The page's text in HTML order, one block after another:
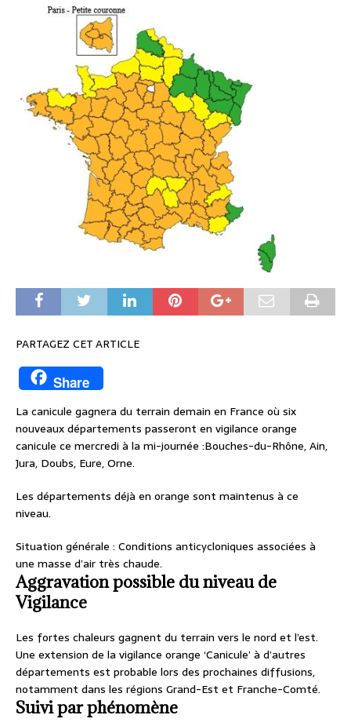
PARTAGEZ CET ARTICLE
Share
La canicule gagnera du terrain demain en France où six
nouveaux départements passeront en vigilance orange
canicule ce mercredi à la mi-journée :Bouches-du-Rhône, Ain,
Jura, Doubs, Eure, Orne.
Les départements déjà en orange sont maintenus à ce
niveau.
Situation générale : Conditions anticycloniques associées à
une masse d’air très chaude.
Aggravation possible du niveau de
Vigilance
Les fortes chaleurs gagnent du terrain vers le nord et l’est.
Une extension de la vigilance orange ‘Canicule’ à d’autres
départements est probable lors des prochaines diffusions,
notamment dans les régions Grand-Est et Franche-Comté.
Suivi par phénomène